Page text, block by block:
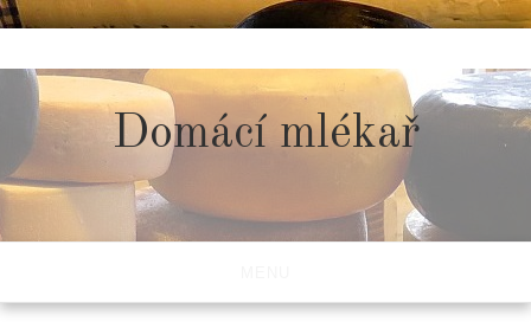
to
content
Domácí mlékař